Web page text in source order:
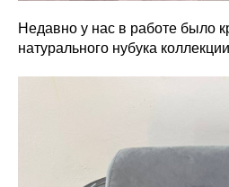
Недавно у нас в работе было
натурального нубука